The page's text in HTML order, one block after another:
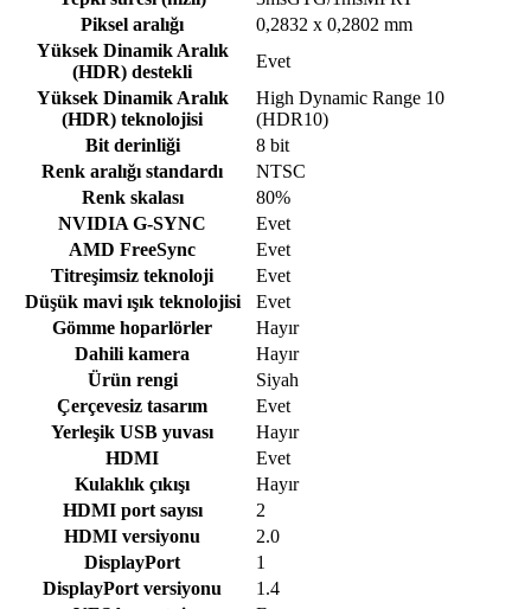
Piksel aralığı
0,2832 x 0,2802 mm
Yüksek Dinamik Aralık
(HDR) destekli
Evet
Yüksek Dinamik Aralık
(HDR) teknolojisi
High Dynamic Range 10
(HDR10)
Bit derinliği
8 bit
Renk aralığı standardı
NTSC
Renk skalası
80%
NVIDIA G-SYNC
Evet
AMD FreeSync
Evet
Titreşimsiz teknoloji
Evet
Düşük mavi ışık teknolojisi
Evet
Gömme hoparlörler
Hayır
Dahili kamera
Hayır
Ürün rengi
Siyah
Çerçevesiz tasarım
Evet
Yerleşik USB yuvası
Hayır
HDMI
Evet
Kulaklık çıkışı
Hayır
HDMI port sayısı
2
HDMI versiyonu
2.0
DisplayPort
1
DisplayPort versiyonu
1.4